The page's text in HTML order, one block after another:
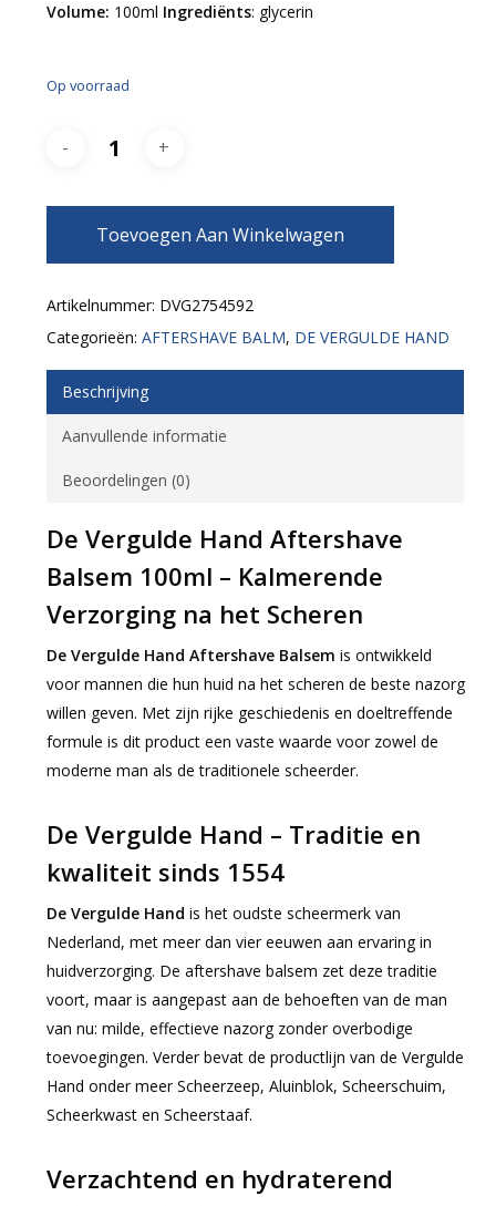
Volume: 100ml Ingrediënts: glycerin
Op voorraad
Toevoegen Aan Winkelwagen
Artikelnummer: DVG2754592
Categorieën: AFTERSHAVE BALM, DE VERGULDE HAND
Beschrijving
Aanvullende informatie
Beoordelingen (0)
De Vergulde Hand Aftershave
Balsem 100ml – Kalmerende
Verzorging na het Scheren
De Vergulde Hand Aftershave Balsem is ontwikkeld
voor mannen die hun huid na het scheren de beste nazorg
willen geven. Met zijn rijke geschiedenis en doeltreffende
formule is dit product een vaste waarde voor zowel de
moderne man als de traditionele scheerder.
De Vergulde Hand – Traditie en
kwaliteit sinds 1554
De Vergulde Hand is het oudste scheermerk van
Nederland, met meer dan vier eeuwen aan ervaring in
huidverzorging. De aftershave balsem zet deze traditie
voort, maar is aangepast aan de behoeften van de man
van nu: milde, effectieve nazorg zonder overbodige
toevoegingen. Verder bevat de productlijn van de Vergulde
Hand onder meer Scheerzeep, Aluinblok, Scheerschuim,
Scheerkwast en Scheerstaaf.
Verzachtend en hydraterend